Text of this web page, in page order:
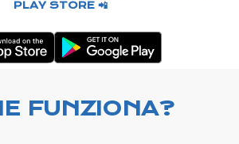
PLAY STORE 📲
FUNZIONA?